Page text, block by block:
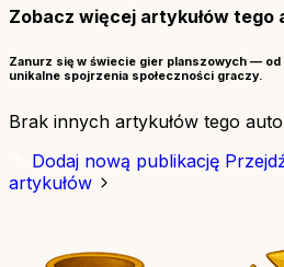
Zobacz więcej artykułów tego
Zanurz się w świecie gier planszowych —
unikalne spojrzenia społeczności graczy.
Brak innych artykułów tego
Dodaj nową publikację
artykułów